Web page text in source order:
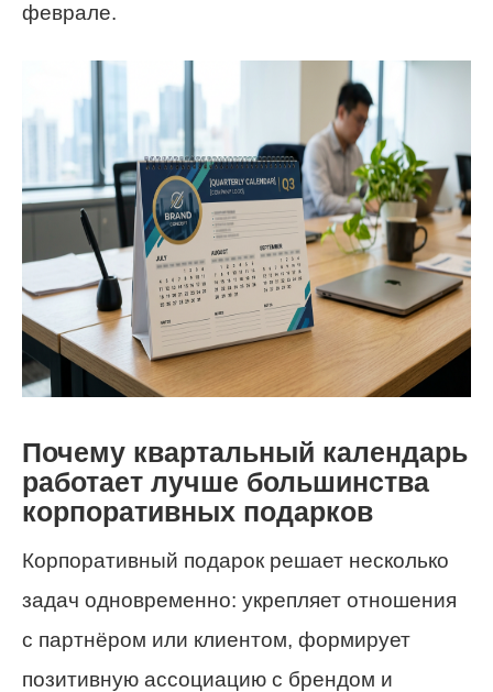
феврале.
Почему квартальный календарь
работает лучше большинства
корпоративных подарков
Корпоративный подарок решает несколько
задач одновременно: укрепляет отношения
с партнёром или клиентом, формирует
позитивную ассоциацию с брендом и